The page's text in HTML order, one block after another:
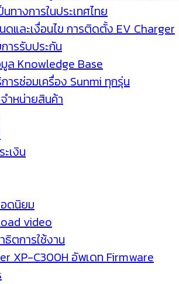
ทางการในประเทศไทย
ดและเงื่อนไข การติดตั้ง EV Charger
ารรับประกัน
ล Knowledge Base
ารซ่อมเครื่อง Sunmi ทุกรุ่น
ำหน่ายสินค้า
เงิน
ดนิยม
video
ธิตการใช้งาน
XP-C300H อัพเดท Firmware